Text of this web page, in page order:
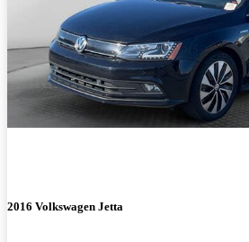
2016 Volkswagen Jetta